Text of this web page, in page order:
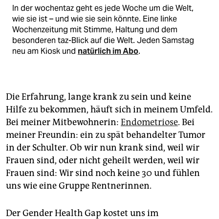
In der wochentaz geht es jede Woche um die Welt,
wie sie ist – und wie sie sein könnte. Eine linke
Wochenzeitung mit Stimme, Haltung und dem
besonderen taz-Blick auf die Welt. Jeden Samstag
neu am Kiosk und natürlich im Abo.
Die Erfahrung, lange krank zu sein und keine
Hilfe zu bekommen, häuft sich in meinem Umfeld.
Bei meiner Mitbewohnerin: Endometriose. Bei
meiner Freundin: ein zu spät behandelter Tumor
in der Schulter. Ob wir nun krank sind, weil wir
Frauen sind, oder nicht geheilt werden, weil wir
Frauen sind: Wir sind noch keine 30 und fühlen
uns wie eine Gruppe Rentnerinnen.
Der Gender Health Gap kostet uns im